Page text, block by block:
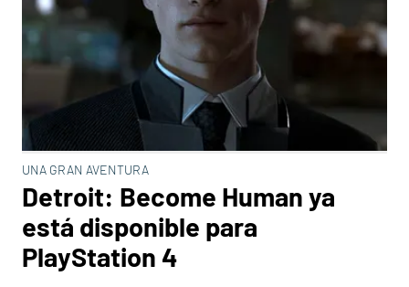
UNA GRAN AVENTURA
Detroit: Become Human ya
está disponible para
PlayStation 4